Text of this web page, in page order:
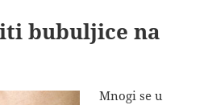
bubuljice na
Mnogi se u